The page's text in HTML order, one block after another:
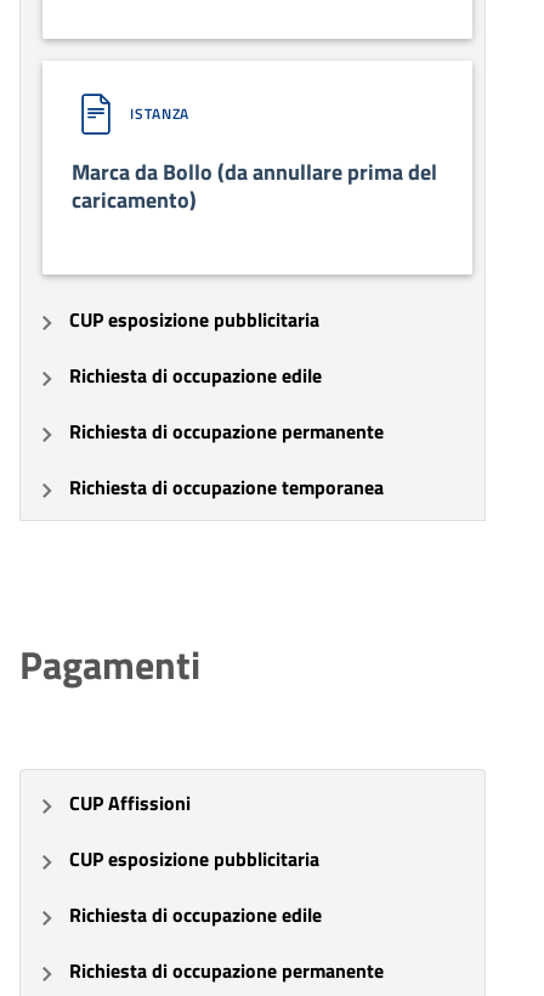
ISTANZA
Marca da Bollo (da annullare prima del
caricamento)
CUP esposizione pubblicitaria
Richiesta di occupazione edile
Richiesta di occupazione permanente
Richiesta di occupazione temporanea
Pagamenti
CUP Affissioni
CUP esposizione pubblicitaria
Richiesta di occupazione edile
Richiesta di occupazione permanente